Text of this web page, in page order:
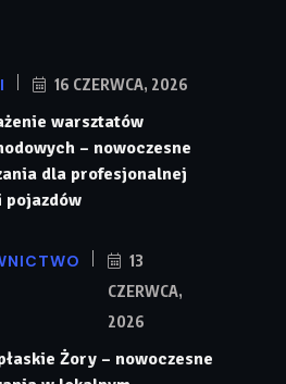
16 CZERWCA, 2026
warsztatów
– nowoczesne
dla profesjonalnej
pojazdów
13
CZERWCA,
2026
Żory – nowoczesne